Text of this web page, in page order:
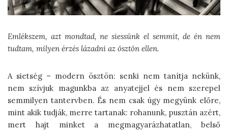
Emlékszem, azt mondtad, ne siessünk el semmit, de én nem
tudtam, milyen érzés lázadni az ösztön ellen.
A sietség – modern ösztön: senki nem tanítja nekünk,
nem szívjuk magunkba az anyatejjel és nem szerepel
semmilyen tantervben. És nem csak úgy megyünk előre,
mint akik tudják, merre tartanak: rohanunk, pusztán azért,
mert hajt minket a megmagyarázhatatlan, belső